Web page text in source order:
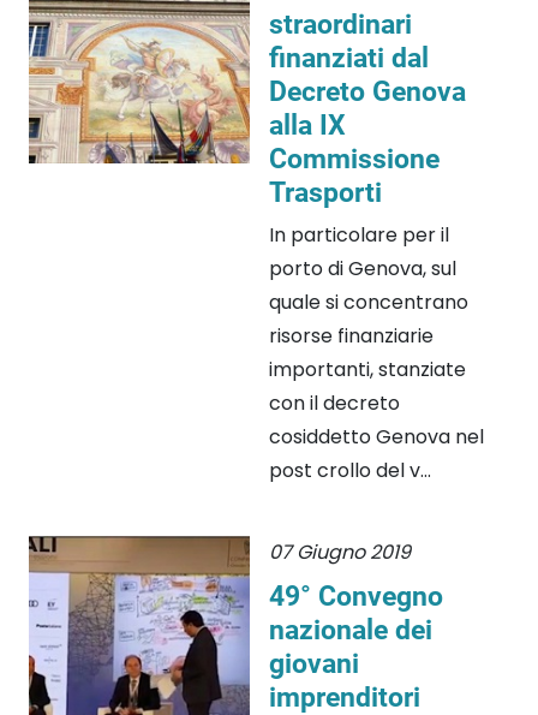
straordinari
finanziati dal
Decreto Genova
alla IX
Commissione
Trasporti
In particolare per il
porto di Genova, sul
quale si concentrano
risorse finanziarie
importanti, stanziate
con il decreto
cosiddetto Genova nel
post crollo del v...
07 Giugno 2019
49° Convegno
nazionale dei
giovani
imprenditori